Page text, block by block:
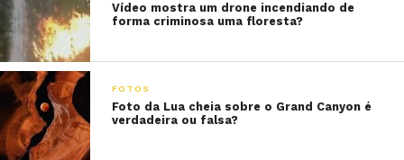
Vídeo mostra um drone incendiando de
forma criminosa uma floresta?
FOTOS
Foto da Lua cheia sobre o Grand Canyon é
verdadeira ou falsa?